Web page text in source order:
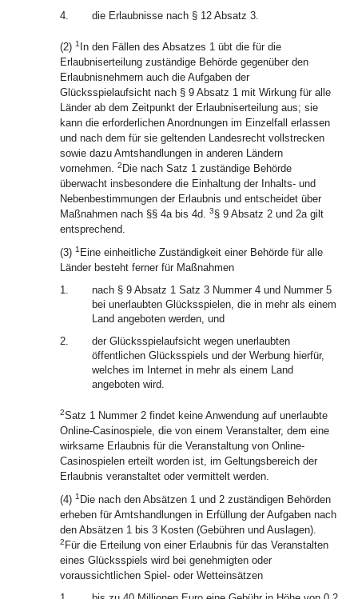
4.
die Erlaubnisse nach § 12 Absatz 3.
(2) 1 In den Fällen des Absatzes 1 übt die für die
Erlaubniserteilung zuständige Behörde gegenüber den
Erlaubnisnehmern auch die Aufgaben der
Glücksspielaufsicht nach § 9 Absatz 1 mit Wirkung für alle
Länder ab dem Zeitpunkt der Erlaubniserteilung aus; sie
kann die erforderlichen Anordnungen im Einzelfall erlassen
und nach dem für sie geltenden Landesrecht vollstrecken
sowie dazu Amtshandlungen in anderen Ländern
vornehmen. 2 Die nach Satz 1 zuständige Behörde
überwacht insbesondere die Einhaltung der Inhalts- und
Nebenbestimmungen der Erlaubnis und entscheidet über
Maßnahmen nach §§ 4a bis 4d. 3§ 9 Absatz 2 und 2a gilt
entsprechend.
(3) 1 Eine einheitliche Zuständigkeit einer Behörde für alle
Länder besteht ferner für Maßnahmen
1.
nach § 9 Absatz 1 Satz 3 Nummer 4 und Nummer 5
bei unerlaubten Glücksspielen, die in mehr als einem
Land angeboten werden, und
2.
der Glücksspielaufsicht wegen unerlaubten
öffentlichen Glücksspiels und der Werbung hierfür,
welches im Internet in mehr als einem Land
angeboten wird.
2Satz 1 Nummer 2 findet keine Anwendung auf unerlaubte
Online-Casinospiele, die von einem Veranstalter, dem eine
wirksame Erlaubnis für die Veranstaltung von Online-
Casinospielen erteilt worden ist, im Geltungsbereich der
Erlaubnis veranstaltet oder vermittelt werden.
(4) 1 Die nach den Absätzen 1 und 2 zuständigen Behörden
erheben für Amtshandlungen in Erfüllung der Aufgaben nach
den Absätzen 1 bis 3 Kosten (Gebühren und Auslagen).
2 Für die Erteilung von einer Erlaubnis für das Veranstalten
eines Glücksspiels wird bei genehmigten oder
voraussichtlichen Spiel- oder Wetteinsätzen